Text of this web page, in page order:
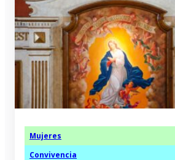
Mujeres
Convivencia